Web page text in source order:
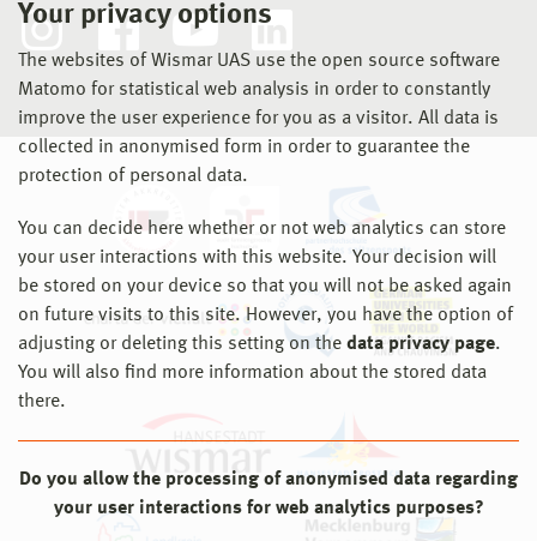
Your privacy options
The websites of Wismar UAS use the open source software
Matomo for statistical web analysis in order to constantly
improve the user experience for you as a visitor. All data is
collected in anonymised form in order to guarantee the
protection of personal data.
You can decide here whether or not web analytics can store
your user interactions with this website. Your decision will
be stored on your device so that you will not be asked again
on future visits to this site. However, you have the option of
adjusting or deleting this setting on the data privacy page.
You will also find more information about the stored data
there.
Do you allow the processing of anonymised data regarding
your user interactions for web analytics purposes?